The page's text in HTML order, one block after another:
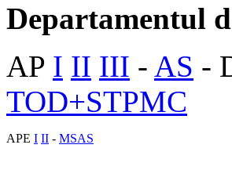
Departamentul
AP I II III - AS -
TOD+STPMC
APE I II - MSAS